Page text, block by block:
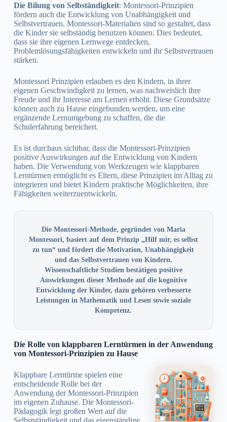
Die Bilung von Selbständigkeit: Montessori-Prinzipien
fördern auch die Entwicklung von Unabhängigkeit und
Selbstvertrauen. Montessori-Materialien sind so gestaltet, dass
die Kinder sie selbständig benutzen können. Dies bedeutet,
dass sie ihre eigenen Lernwege entdecken,
Problemlösungsfähigkeiten entwickeln und ihr Selbstvertrauen
stärken.
Montessori Prinzipien erlauben es den Kindern, in ihrer
eigenen Geschwindigkeit zu lernen, was nachweislich ihre
Freude und ihr Interesse am Lernen erhöht. Diese Grundsätze
können auch zu Hause eingebunden werden, um eine
ergänzende Lernumgebung zu schaffen, die die
Schulerfahrung bereichert.
Es ist durchaus sichtbar, dass die Montessori-Prinzipien
positive Auswirkungen auf die Entwicklung von Kindern
haben. Die Verwendung von Werkzeugen wie klappbaren
Lerntürmen ermöglicht es Eltern, diese Prinzipien im Alltag zu
integrieren und bietet Kindern praktische Möglichkeiten, ihre
Fähigkeiten weiterzuentwickeln.
Die Montessori-Methode, gegründet von Maria
Montessori, basiert auf dem Prinzip „Hilf mir, es selbst
zu tun“ und fördert die Motivation, Unabhängigkeit
und das Selbstvertrauen von Kindern.
Wissenschaftliche Studien bestätigen positive
Auswirkungen dieser Methode auf die kognitive
Entwicklung der Kinder, dazu gehören verbesserte
Leistungen in Mathematik und Lesen sowie soziale
Kompetenz.
Die Rolle von klappbaren Lerntürmen in der Anwendung
von Montessori-Prinzipien zu Hause
Klappbare Lerntürme spielen eine
entscheidende Rolle bei der
Anwendung der Montessori-Prinzipien
im eigenen Zuhause. Die Montessori-
Pädagogik legt großen Wert auf die